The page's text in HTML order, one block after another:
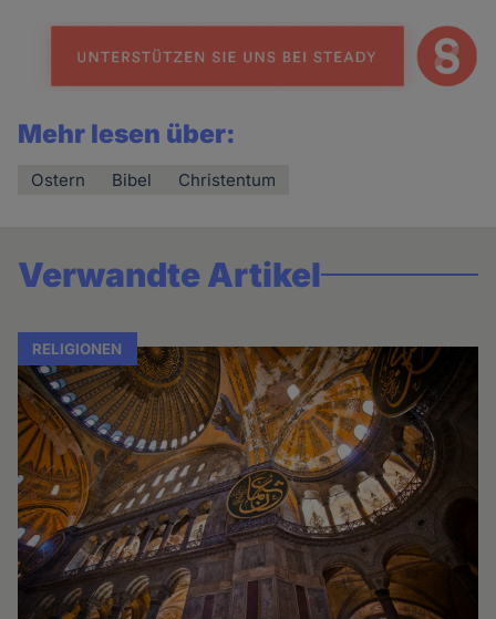
Mehr lesen über:
Ostern Bibel Christentum
Verwandte Artikel
RELIGIONEN